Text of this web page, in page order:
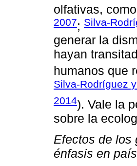
olfativas,
2007; Silva-
generar la
hayan
humanos que
Silva-Rodríguez
2014). Vale la
sobre la
Efectos de los
énfasis en